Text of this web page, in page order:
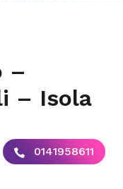
–
– Isola
0141958611